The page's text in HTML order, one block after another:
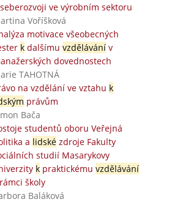
ve výrobním sektoru
Voříšková
motivace všeobecných
kdalšímu vzdělávánív
dovednostech
TAHOTNÁ
na vzdělání ve vztahu k
právům
Bača
studentů oboru Veřejná
a lidskézdroje Fakulty
studií Masarykovy
kpraktickému vzdělávání
školy
Baláková